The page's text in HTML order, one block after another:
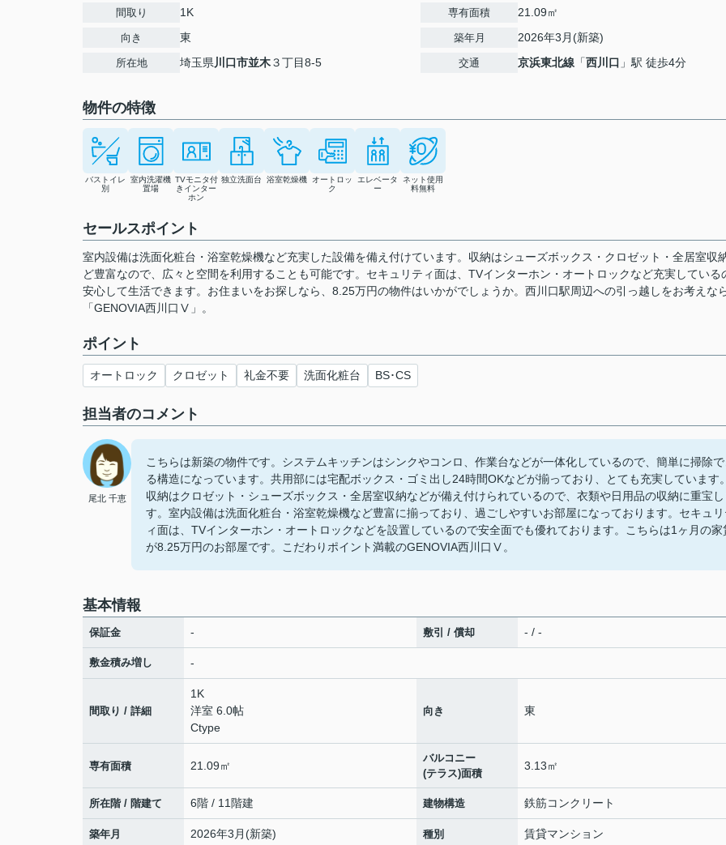
間取り 1K
向き 東
所在地 埼玉県川口市並木３丁目8-5
専有面積 21.09㎡
築年月 2026年3月(新築)
交通 京浜東北線 「西川口 」駅 徒歩4分
物件の特徴
バストイレ
別
室内洗濯機
置場
TVモニタ付
きインター
ホン
独立洗面台 浴室乾燥機
オートロッ
ク
エレベータ
ー
ネット使用
料無料
セールスポイント
室内設備は洗面化粧台・浴室乾燥機など充実した設備を備え付けています。収納はシューズボックス・クロゼット・全居室収
ど豊富なので、広々と空間を利用することも可能です。セキュリティ面は、TVインターホン・オートロックなど充実している
安心して生活できます。お住まいをお探しなら、8.25万円の物件はいかがでしょうか。西川口駅周辺への引っ越しをお考えな
「GENOVIA西川口Ⅴ」。
ポイント
オートロック クロゼット 礼金不要 洗面化粧台 BS･CS
担当者のコメント
尾北 千恵
こちらは新築の物件です。システムキッチンはシンクやコンロ、作業台などが一体化しているので、簡単に掃除で
る構造になっています。共用部には宅配ボックス・ゴミ出し24時間OKなどが揃っており、とても充実しています。
収納はクロゼット・シューズボックス・全居室収納などが備え付けられているので、衣類や日用品の収納に重宝し
す。室内設備は洗面化粧台・浴室乾燥機など豊富に揃っており、過ごしやすいお部屋になっております。セキュリ
ィ面は、TVインターホン・オートロックなどを設置しているので安全面でも優れております。こちらは1ヶ月の家
が8.25万円のお部屋です。こだわりポイント満載のGENOVIA西川口Ⅴ。
基本情報
保証金 - 敷引 / 償却 - / -
敷金積み増し -
間取り / 詳細
1K
洋室 6.0帖
Ctype
向き 東
専有面積 21.09㎡
バルコニー
(テラス)面積
3.13㎡
所在階 / 階建て 6階 / 11階建 建物構造 鉄筋コンクリート
築年月 2026年3月(新築) 種別 賃貸マンション